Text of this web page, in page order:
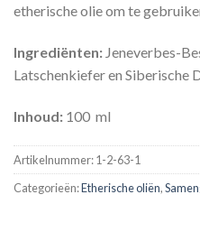
etherische olie om te
Ingrediënten: Jeneverbes-
Latschenkiefer en Siberische
Inhoud: 100 ml
Artikelnummer:1-2-63-1
Categorieën:Etherische oliën,